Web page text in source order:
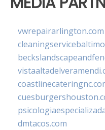
vwrepairarlington.com
dmtacos.com